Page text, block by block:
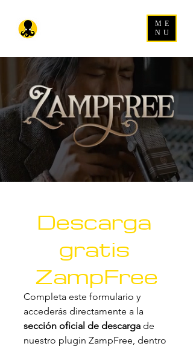
ME
NU
Descarga
gratis
ZampFree
Completa este formulario y
sección oficial de descarga de
nuestro plugin ZampFree, dentro